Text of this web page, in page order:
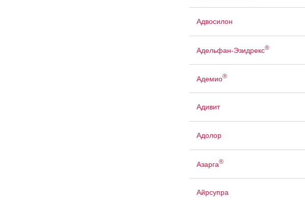
Адвосилон
Адельфан-Эзидрекс®
Адемио®
Адивит
Адолор
Азарга®
Айрсупра